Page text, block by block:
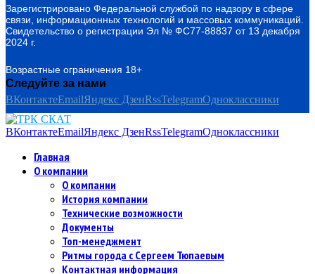
Зарегистрировано Федеральной службой по надзору в сфере
связи, информационных технологий и массовых коммуникаций.
Свидетельство о регистрации Эл № ФС77-88837 от 13 декабря
2024 г.
Возрастные ограничения 18+
Следуйте за нами
ВКонтактеEmailЯндекс ДзенRssTelegramОдноклассники
ВКонтактеEmailЯндекс ДзенRssTelegramОдноклассники
Главная
О компании
О компании
История компании
Технические возможности
Документы
Топ-менеджмент
Ритмы города с Сергеем Тюпаевым
Контактная информация